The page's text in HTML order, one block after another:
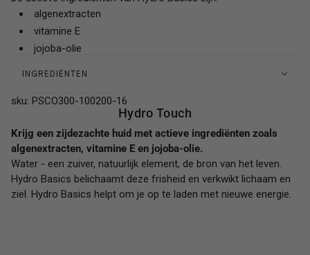
algenextracten
vitamine E
jojoba-olie
INGREDIËNTEN
sku: PSCO300-100200-16
Hydro Touch
Krijg een zijdezachte huid met actieve ingrediënten zoals
algenextracten, vitamine E en jojoba-olie.
Water - een zuiver, natuurlijk element, de bron van het leven.
Hydro Basics belichaamt deze frisheid en verkwikt lichaam en
ziel. Hydro Basics helpt om je op te laden met nieuwe energie.